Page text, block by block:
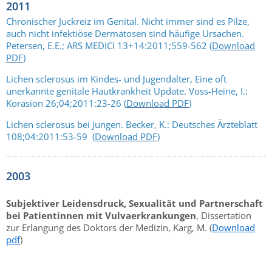
2011
Chronischer Juckreiz im Genital. Nicht immer sind es Pilze,
auch nicht infektiöse Dermatosen sind häufige Ursachen.
Petersen, E.E.; ARS MEDICI 13+14:2011;559-562 (Download
PDF)
Lichen sclerosus im Kindes- und Jugendalter, Eine oft
unerkannte genitale Hautkrankheit Update. Voss-Heine, I.:
Korasion 26;04;2011:23-26 (Download PDF)
Lichen sclerosus bei Jungen. Becker, K.: Deutsches Ärzteblatt
108;04:2011:53-59 (Download PDF)
2003
Subjektiver Leidensdruck, Sexualität und Partnerschaft
bei Patientinnen mit Vulvaerkrankungen, Dissertation
zur Erlangung des Doktors der Medizin, Karg, M. (Download
pdf)